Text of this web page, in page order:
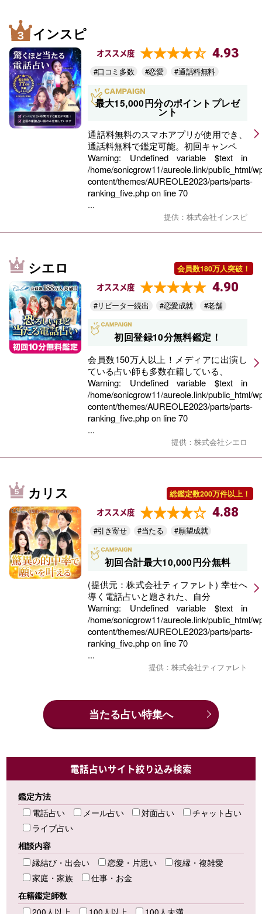
インスピ
オススメ度 4.93
#口コミ多数 #恋愛 #通話料無料
最大15,000円分のポイントプレゼ
ント
通話料無料のスマホアプリが使用でき、
通話料無料で鑑定可能。初回キャンペ
Warning: Undefined variable $text in
/home/sonicgrow11/aureole.link/public_html/
content/themes/AUREOLE2023/parts/parts-
ranking_five.phpon line70
...
提供：株式会社インスピ
シエロ 会員数180万人突破！
オススメ度 4.90
#リピーター続出 #恋愛成就 #老舗
初回登録10分無料鑑定！
会員数150万人以上！メディアに出演し
ている占い師も多数在籍している、
Warning: Undefined variable $text in
/home/sonicgrow11/aureole.link/public_html/
content/themes/AUREOLE2023/parts/parts-
ranking_five.phpon line70
...
提供：株式会社シエロ
カリス 総鑑定数200万件以上！
オススメ度 4.88
#引き寄せ #当たる #願望成就
初回合計最大10,000円分無料
(提供元：株式会社ティファレト) 幸せへ
導く電話占いと題された、自分
Warning: Undefined variable $text in
/home/sonicgrow11/aureole.link/public_html/
content/themes/AUREOLE2023/parts/parts-
ranking_five.phpon line70
...
提供：株式会社ティファレト
当たる占い特集へ
電話占いサイト絞り込み検索
鑑定方法
電話占い
メール占い 対面占い
チャット占い
ライブ占い
相談内容
縁結び・出会い
恋愛・片思い
復縁・複雑愛
家庭・家族
仕事・お金
在籍鑑定師数